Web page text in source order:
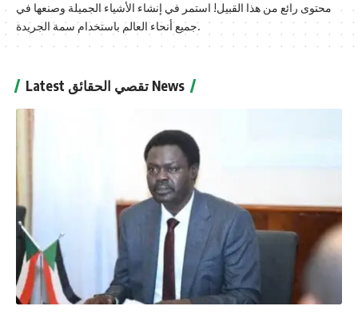
محتوى رائع من هذا القبيل! استمر في إنشاء الأشياء الجميلة وصنعها في
جميع أنحاء العالم باستخدام سمة الجريدة.
Latest تقصي الحقائق News